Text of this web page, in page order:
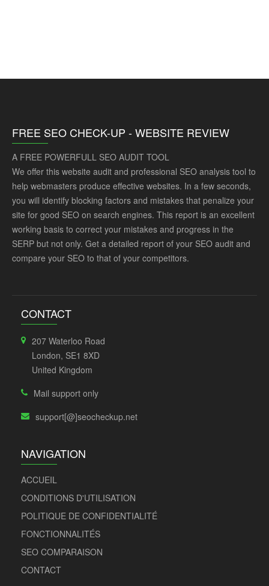
FREE SEO CHECK-UP - WEBSITE REVIEW
A FREE POWERFULL SEO AUDIT TOOL
We offer this website audit and professional SEO analysis tool to
help webmasters produce effective websites. In a few seconds,
you will identify blocking factors and mistakes that penalize your
site for good SEO on search engines. This report is an excellent
working basis to correct your mistakes and progress in the
SERP but not only. Get a detailed report of your SEO audit and
compare your SEO to that of your competitors.
CONTACT
207 Waterloo Road
London, SE1 8XD
United Kingdom
Mail support only
support[@]seocheckup.net
NAVIGATION
ACCUEIL
CONDITIONS D'UTILISATION
POLITIQUE DE CONFIDENTIALITÉ
FONCTIONNALITÉS
SEO COMPARAISON
CONTACT